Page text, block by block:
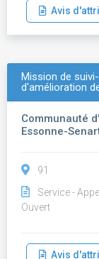
Avis
Mission de
d'amélioration
Communauté
Essonne-
91
Service -
Ouvert
Avis